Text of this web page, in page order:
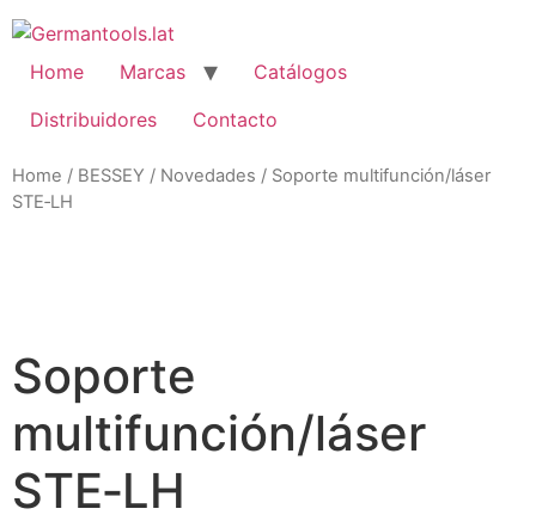
Skip
to
content
Home Marcas
Catálogos
Distribuidores
Contacto
Home / BESSEY / Novedades / Soporte multifunción/láser
STE‑LH
Soporte
multifunción/láser
STE‑LH